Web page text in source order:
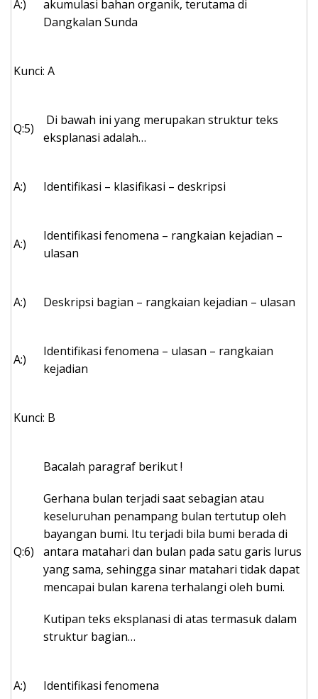
A:)
akumulasi bahan organik, terutama di
Dangkalan Sunda
Kunci: A
Q:5)
Di bawah ini yang merupakan struktur teks
eksplanasi adalah…
A:) Identifikasi – klasifikasi – deskripsi
A:)
Identifikasi fenomena – rangkaian kejadian –
ulasan
A:) Deskripsi bagian – rangkaian kejadian – ulasan
A:)
Identifikasi fenomena – ulasan – rangkaian
kejadian
Kunci: B
Q:6)
Bacalah paragraf berikut !
Gerhana bulan terjadi saat sebagian atau
keseluruhan penampang bulan tertutup oleh
bayangan bumi. Itu terjadi bila bumi berada di
antara matahari dan bulan pada satu garis lurus
yang sama, sehingga sinar matahari tidak dapat
mencapai bulan karena terhalangi oleh bumi.
Kutipan teks eksplanasi di atas termasuk dalam
struktur bagian…
A:) Identifikasi fenomena